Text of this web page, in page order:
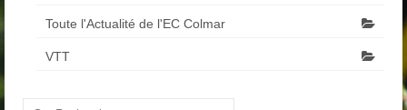
Toute l'Actualité de l'EC Colmar
VTT
Rechercher